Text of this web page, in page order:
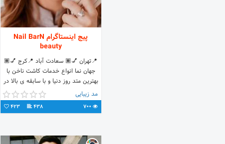
پیج اینستاگرام Nail BarN
beauty
📍تهران 💅🏾 سعادت آباد 📍کرج 💅🏾
جهان نما انواع خدمات کاشت ناخن با
بهترین متد روز دنیا و با سابقه ی بالا در
خدمت شما عزیزان هستیم💅🏾💖💅🏾
مد زیبایی
700
438
423